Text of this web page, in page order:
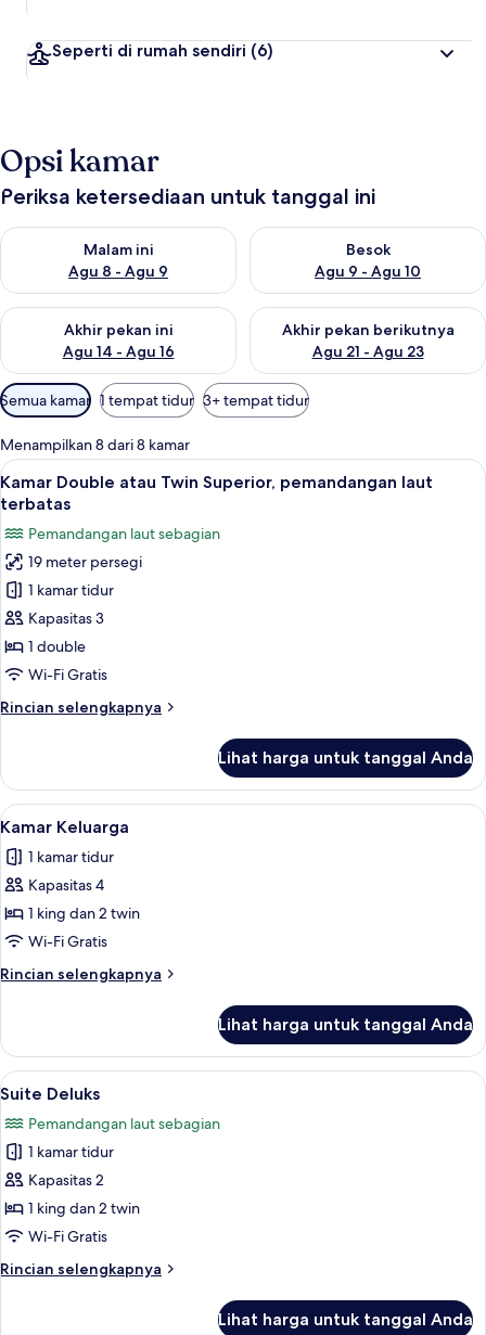
Seperti di rumah sendiri (6)
Opsi kamar
Periksa ketersediaan untuk tanggal ini
Malam ini
Agu 8 - Agu 9
Periksa ketersediaan untuk malam ini Agu 8 - Agu 9
Besok
Agu 9 - Agu 10
Periksa ketersediaan untuk
Akhir pekan ini
Agu 14 - Agu 16
Periksa ketersediaan untuk akhir pekan ini Agu 14 - Agu 16
Akhir pekan berikutnya
Agu 21 - Agu 23
Periksa ketersediaan untuk
Filter
tersedia
untuk
kamar
Semua kamar 1 tempat tidur 3+ tempat tidur
Menampilkan 8 dari 8 kamar
Lihat
semua
untuk
Kamar
Double
atau
Twin
Superior,
laut
Kamar Double atau Twin Superior,
6
Kamar Double atau Twin Superior, pemandangan laut
terbatas
Pemandangan laut sebagian
19 meter persegi
1 kamar tidur
Kapasitas 3
1 double
Wi-Fi Gratis
Rincian selengkapnya
Rincian
Kamar
Double
atau
Superior,
pemandangan
terbatas
Lihat harga untuk tanggal Anda
Lihat
semua
foto
untuk
Kamar
Keluarga
Kamar Keluarga | Fasilitas kamar
6
Kamar Keluarga
1 kamar tidur
Kapasitas 4
1 king dan 2 twin
Wi-Fi Gratis
Rincian selengkapnya
Rincian
Kamar
Keluarga
Lihat harga untuk tanggal Anda
Lihat
semua
foto
untuk
Suite
Deluks
Brankas, meja kerja, ruang kerja
16
Suite Deluks
Pemandangan laut sebagian
1 kamar tidur
Kapasitas 2
1 king dan 2 twin
Wi-Fi Gratis
Rincian selengkapnya
Rincian
Lihat harga untuk tanggal Anda